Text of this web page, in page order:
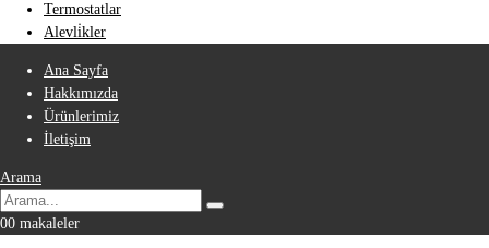
Termostatlar
Alevli̇kler
Ana Sayfa
Hakkımızda
Ürünlerimiz
İletişim
Arama
00 makaleler